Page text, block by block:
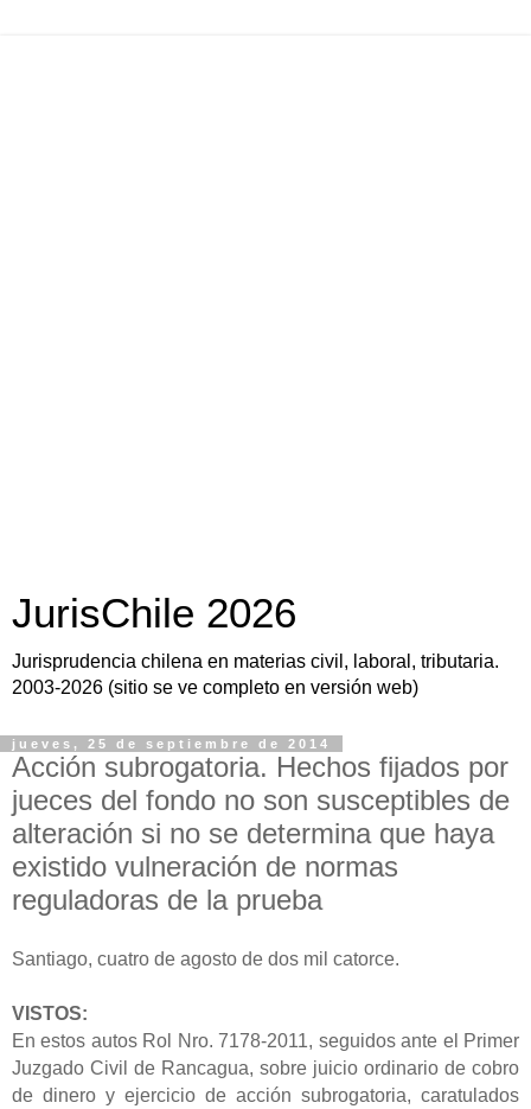
JurisChile 2026
Jurisprudencia chilena en materias civil, laboral, tributaria.
2003-2026 (sitio se ve completo en versión web)
jueves, 25 de septiembre de 2014
Acción subrogatoria. Hechos fijados por
jueces del fondo no son susceptibles de
alteración si no se determina que haya
existido vulneración de normas
reguladoras de la prueba
Santiago, cuatro de agosto de dos mil catorce.
VISTOS:
En estos autos Rol Nro. 7178-2011, seguidos ante el Primer
Juzgado Civil de Rancagua, sobre juicio ordinario de cobro
de dinero y ejercicio de acción subrogatoria, caratulados